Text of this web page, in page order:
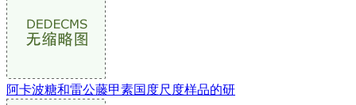
阿卡波糖和雷公藤甲素国度尺度样品的研